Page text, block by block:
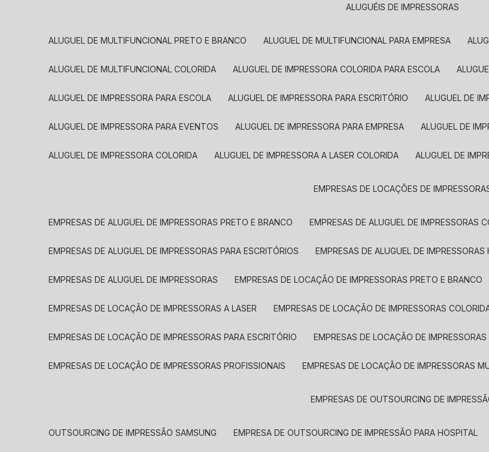
ALUGUÉIS DE IMPRESSORAS
ALUGUEL DE MULTIFUNCIONAL PRETO E BRANCO ALUGUEL DE MULTIFUNCIONAL PARA EMPRESA
ALUGUEL DE MULTIFUNCIONAL COLORIDA ALUGUEL DE IMPRESSORA COLORIDA PARA ESCOLA
ALUGUEL DE IMPRESSORA PARA ESCOLA ALUGUEL DE IMPRESSORA PARA ESCRITÓRIO ALUGUEL DE
ALUGUEL DE IMPRESSORA PARA EVENTOS ALUGUEL DE IMPRESSORA PARA EMPRESA ALUGUEL DE
ALUGUEL DE IMPRESSORA COLORIDA ALUGUEL DE IMPRESSORA A LASER COLORIDA ALUGUEL DE
EMPRESAS DE LOCAÇÕES DE
EMPRESAS DE ALUGUEL DE IMPRESSORAS PRETO E BRANCO EMPRESAS DE ALUGUEL DE IMPRESSORAS
EMPRESAS DE ALUGUEL DE IMPRESSORAS PARA ESCRITÓRIOS EMPRESAS DE ALUGUEL DE IMPRESSORAS
EMPRESAS DE ALUGUEL DE IMPRESSORAS EMPRESAS DE LOCAÇÃO DE IMPRESSORAS PRETO E BRANCO
EMPRESAS DE LOCAÇÃO DE IMPRESSORAS A LASER EMPRESAS DE LOCAÇÃO DE IMPRESSORAS
EMPRESAS DE LOCAÇÃO DE IMPRESSORAS PARA ESCRITÓRIO EMPRESAS DE LOCAÇÃO DE
EMPRESAS DE LOCAÇÃO DE IMPRESSORAS PROFISSIONAIS EMPRESAS DE LOCAÇÃO DE IMPRESSORAS
EMPRESAS DE OUTSOURCING DE
OUTSOURCING DE IMPRESSÃO SAMSUNG EMPRESA DE OUTSOURCING DE IMPRESSÃO PARA HOSPITAL